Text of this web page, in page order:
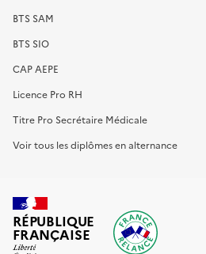
BTS SAM
BTS SIO
CAP AEPE
Licence Pro RH
Titre Pro Secrétaire Médicale
Voir tous les diplômes en alternance
RÉPUBLIQUE
FRANÇAISE